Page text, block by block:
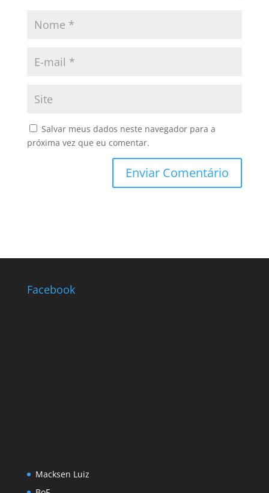
Salvar meus dados neste navegador para a
próxima vez que eu comentar.
Facebook
Macksen Luiz